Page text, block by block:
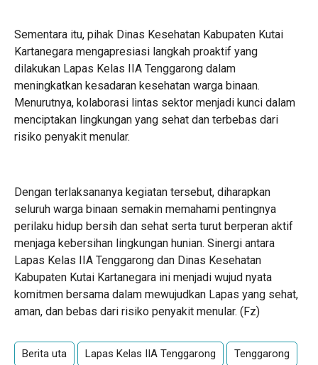
Sementara itu, pihak Dinas Kesehatan Kabupaten Kutai
Kartanegara mengapresiasi langkah proaktif yang
dilakukan Lapas Kelas IIA Tenggarong dalam
meningkatkan kesadaran kesehatan warga binaan.
Menurutnya, kolaborasi lintas sektor menjadi kunci dalam
menciptakan lingkungan yang sehat dan terbebas dari
risiko penyakit menular.
Dengan terlaksananya kegiatan tersebut, diharapkan
seluruh warga binaan semakin memahami pentingnya
perilaku hidup bersih dan sehat serta turut berperan aktif
menjaga kebersihan lingkungan hunian. Sinergi antara
Lapas Kelas IIA Tenggarong dan Dinas Kesehatan
Kabupaten Kutai Kartanegara ini menjadi wujud nyata
komitmen bersama dalam mewujudkan Lapas yang sehat,
aman, dan bebas dari risiko penyakit menular. (Fz)
Berita uta Lapas Kelas IIA Tenggarong Tenggarong